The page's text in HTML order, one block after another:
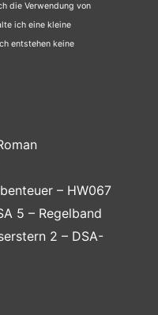
die Verwendung von
ich eine kleine
entstehen keine
– HW067
5 – Regelband
2 – DSA-